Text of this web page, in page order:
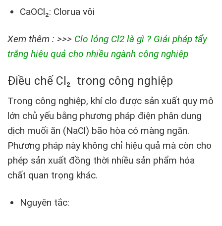
CaOCl₂: Clorua vôi
Xem thêm : >>> Clo lỏng Cl2 là gì ? Giải pháp tẩy
trắng hiệu quả cho nhiều ngành công nghiệp
Điều chế Cl₂ trong công nghiệp
Trong công nghiệp, khí clo được sản xuất quy mô
lớn chủ yếu bằng phương pháp điện phân dung
dịch muối ăn (NaCl) bão hòa có màng ngăn.
Phương pháp này không chỉ hiệu quả mà còn cho
phép sản xuất đồng thời nhiều sản phẩm hóa
chất quan trọng khác.
Nguyên tắc: